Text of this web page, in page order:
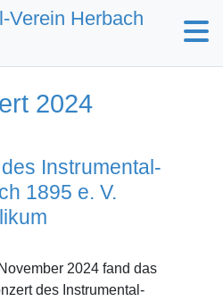
Verein Herbach
2024
Instrumental-
1895 e. V.
2024 fand das
des Instrumental-